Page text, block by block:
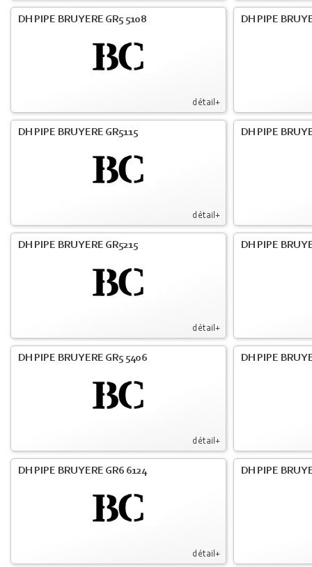
détail+
DH PIPE BRUYERE GR5 5108 DH PIPE
détail+
DH PIPE BRUYERE GR5115 DH PIPE
détail+
DH PIPE BRUYERE GR5215 DH PIPE
détail+
DH PIPE BRUYERE GR5 5406 DH PIPE
détail+
DH PIPE BRUYERE GR6 6124 DH PIPE